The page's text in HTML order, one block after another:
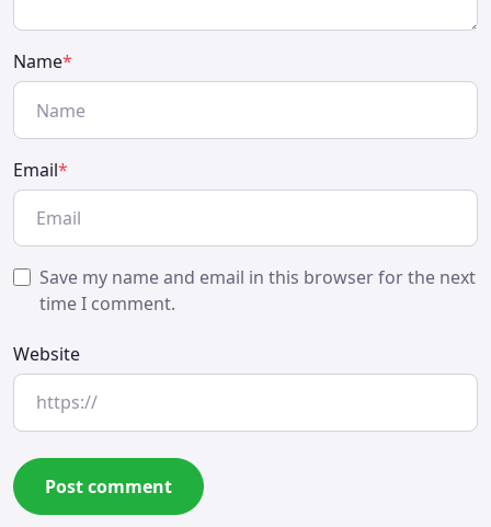
Name*
Email*
Save my name and email in this browser for the next
time I comment.
Website